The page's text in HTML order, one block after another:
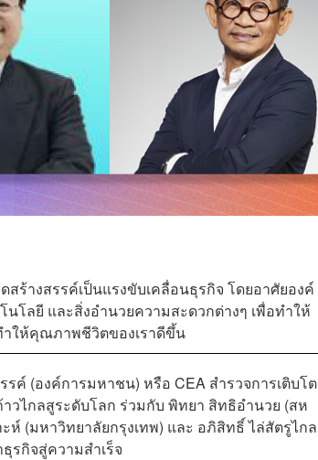
ร้างสรรค์เป็นแรงขับเคลื่อนธุรกิจ โดยอาศัยองค์
โลยี และสิ่งอำนวยความสะดวกต่างๆ เพื่อทำให้
ให้คุณภาพชีวิตของเราดีขึ้น
รค์ (องค์การมหาชน) หรือ CEA สำรวจการเติบโต
วไกลสูระดับโลก ร่วมกับ พิทยา สิทธิอำนวย (สห
ห์ (มหาวิทยาลัยกรุงเทพ) และ อภิสิทธิ์ ไล่สัตรูไกล
รกิจสู่ความสำเร็จ